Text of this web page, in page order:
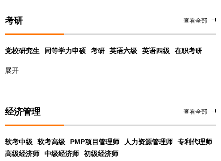
考研 查看全部
党校研究生 同等学力申硕 考研 英语六级 英语四级 在职考研
展开
经济管理 查看全部
软考中级 软考高级 PMP项目管理师 人力资源管理师
专利代理师
高级经济师
中级经济师 初级经济师